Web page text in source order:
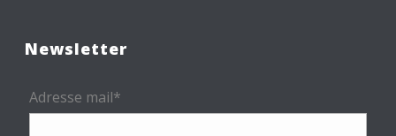
Newsletter
Adresse mail*